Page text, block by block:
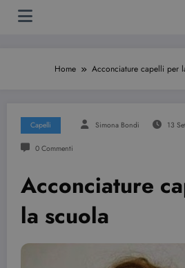
Home Acconciature capelli per
Capelli Simona Bondi 13
0 Commenti
Acconciature
la scuola